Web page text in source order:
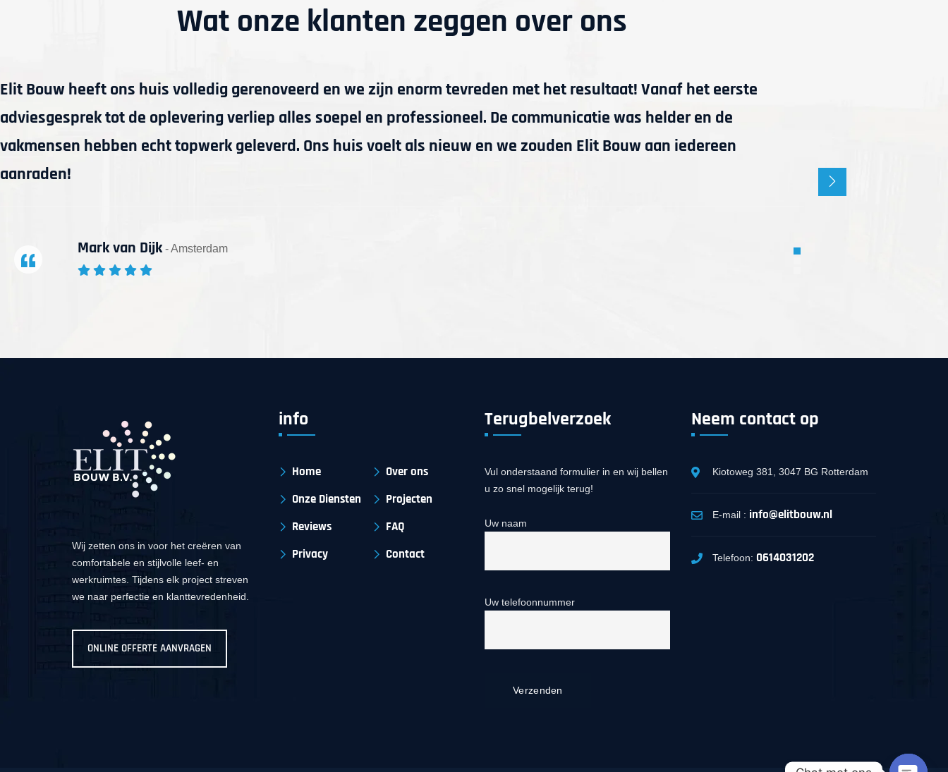
Wat onze klanten zeggen over ons
Elit Bouw heeft ons huis volledig gerenoveerd en we zijn enorm tevreden met het resultaat! Vanaf het eerste
adviesgesprek tot de oplevering verliep alles soepel en professioneel. De communicatie was helder en de
vakmensen hebben echt topwerk geleverd. Ons huis voelt als nieuw en we zouden Elit Bouw aan iedereen
aanraden!
Mark van Dijk - Amsterdam
Wij zetten ons in voor het creëren van
comfortabele en stijlvolle leef- en
werkruimtes. Tijdens elk project streven
we naar perfectie en klanttevredenheid.
ONLINE OFFERTE AANVRAGEN
info
Home
Over ons
Onze Diensten
Projecten
Reviews
FAQ
Privacy
Contact
Terugbelverzoek
Vul onderstaand formulier in en wij bellen
u zo snel mogelijk terug!
Uw naam
Uw telefoonnummer
Neem contact op
Kiotoweg 381, 3047 BG Rotterdam
E-mail : info@elitbouw.nl
Telefoon: 0614031202